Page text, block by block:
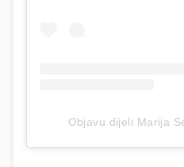
Objavu dijeli Marija